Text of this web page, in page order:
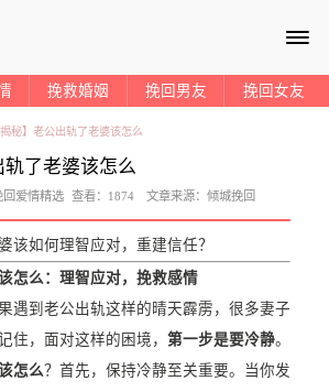
≡
挽救婚姻 挽回男友 挽回女友
揭秘】老公出轨了老婆该怎么
轨了老婆该怎么
回爱情精选 查看： 1874 文章来源： 倾城挽回
该如何理智应对，重建信任？
怎么：理智应对，挽救感情
遇到老公出轨这样的晴天霹雳，很多妻子
住，面对这样的困境， 第一步是要冷静。
怎么？首先，保持冷静至关重要。当你发